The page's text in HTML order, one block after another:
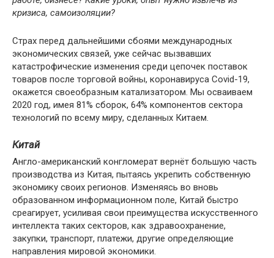
кризиса, самоизоляции?
Страх перед дальнейшими сбоями международных
экономических связей, уже сейчас вызвавших
катастрофические изменения среди цепочек поставок
товаров после торговой войны, коронавируса Covid-19,
окажется своеобразным катализатором. Мы осваиваем
2020 год, имея 81% сборок, 64% компонентов сектора
технологий по всему миру, сделанных Китаем.
Китай
Англо-американский конгломерат вернёт большую часть
производства из Китая, пытаясь укрепить собственную
экономику своих регионов. Изменяясь во вновь
образованном информационном поле, Китай быстро
среагирует, усиливая свои преимущества искусственного
интеллекта таких секторов, как здравоохранение,
закупки, транспорт, платежи, другие определяющие
направления мировой экономики.